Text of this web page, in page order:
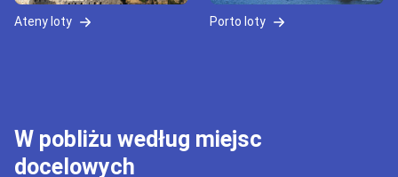
Ateny loty Porto loty
W pobliżu według miejsc
docelowych